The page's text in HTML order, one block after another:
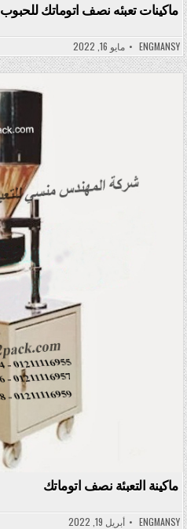
ماكينات تعبئه نصف اتوماتك للحبوب
ENGMANSY مايو 16, 2022
ماكينة التعبئة نصف اتوماتك
ENGMANSY أبريل 19, 2022